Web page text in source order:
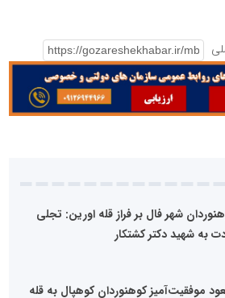
شهر فال بر فراز قله اورین: تجلی
به شهید دکتر کشتکار
موفقیت‌آمیز کوهنوردان کوهپال به قله